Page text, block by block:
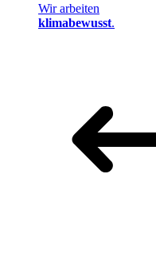
Wir arbeiten
klimabewusst.